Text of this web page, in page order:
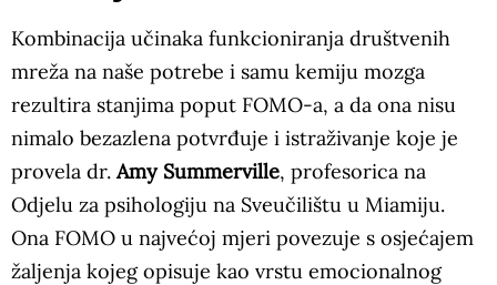
Kombinacija učinaka funkcioniranja društvenih
mreža na naše potrebe i samu kemiju mozga
rezultira stanjima poput FOMO-a, a da ona nisu
nimalo bezazlena potvrđuje i istraživanje koje je
provela dr.Amy Summerville, profesorica na
Odjelu za psihologiju na Sveučilištu u Miamiju.
Ona FOMO u najvećoj mjeri povezuje s osjećajem
žaljenja kojeg opisuje kao vrstu emocionalnog